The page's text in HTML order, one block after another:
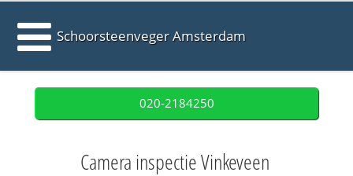
Schoorsteenveger Amsterdam
020-2184250
Camera inspectie Vinkeveen